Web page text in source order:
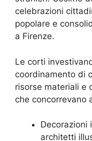
celebrazioni
popolare e
a Firenze.
Le corti
coordinamento di
risorse materiali e
che concorrevano
Decorazioni
architetti